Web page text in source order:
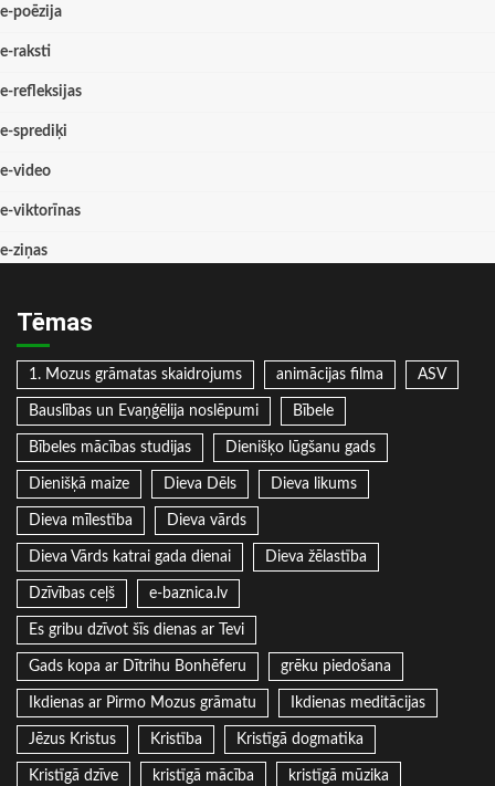
e-poēzija
e-raksti
e-refleksijas
e-sprediķi
e-video
e-viktorīnas
e-ziņas
Tēmas
1. Mozus grāmatas skaidrojums animācijas filma ASV
Bauslības un Evaņģēlija noslēpumi Bībele
Bībeles mācības studijas Dienišķo lūgšanu gads
Dienišķā maize Dieva Dēls Dieva likums
Dieva mīlestība Dieva vārds
Dieva Vārds katrai gada dienai Dieva žēlastība
Dzīvības ceļš e-baznica.lv
Es gribu dzīvot šīs dienas ar Tevi
Gads kopa ar Dītrihu Bonhēferu grēku piedošana
Ikdienas ar Pirmo Mozus grāmatu Ikdienas meditācijas
Jēzus Kristus Kristība Kristīgā dogmatika
Kristīgā dzīve kristīgā mācība kristīgā mūzika